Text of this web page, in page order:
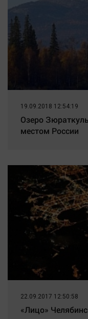
19.09.2018 12:54:19
Озеро
местом России
22.09.2017 12:50:58
«Лицо»